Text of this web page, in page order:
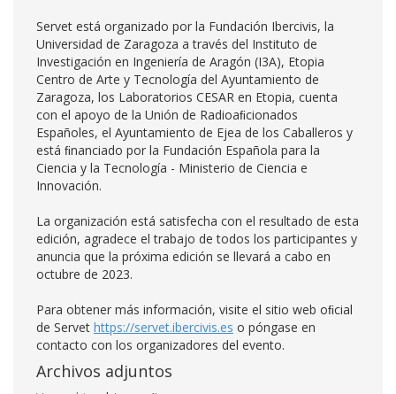
Servet está organizado por la Fundación Ibercivis, la
Universidad de Zaragoza a través del Instituto de
Investigación en Ingeniería de Aragón (I3A), Etopia
Centro de Arte y Tecnología del Ayuntamiento de
Zaragoza, los Laboratorios CESAR en Etopia, cuenta
con el apoyo de la Unión de Radioaﬁcionados
Españoles, el Ayuntamiento de Ejea de los Caballeros y
está ﬁnanciado por la Fundación Española para la
Ciencia y la Tecnología - Ministerio de Ciencia e
Innovación.
La organización está satisfecha con el resultado de esta
edición, agradece el trabajo de todos los participantes y
anuncia que la próxima edición se llevará a cabo en
octubre de 2023.
Para obtener más información, visite el sitio web oﬁcial
de Servet https://servet.ibercivis.es o póngase en
contacto con los organizadores del evento.
Archivos adjuntos